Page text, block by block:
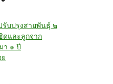
รับปรุงสายพันธุ์ ๒
ดและลูกจาก
า ๑ ปี